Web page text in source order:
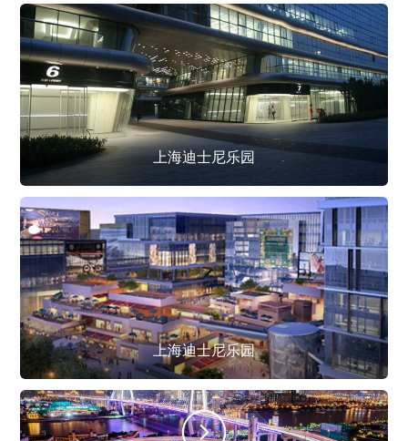
上海迪士尼乐园
上海迪士尼乐园